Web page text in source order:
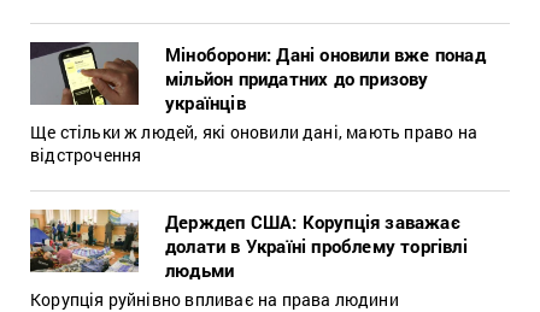
Міноборони: Дані оновили вже понад
мільйон придатних до призову
українців
Ще стільки ж людей, які оновили дані, мають право на
відстрочення
Держдеп США: Корупція заважає
долати в Україні проблему торгівлі
людьми
Корупція руйнівно впливає на права людини